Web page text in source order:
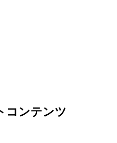
コンテンツ